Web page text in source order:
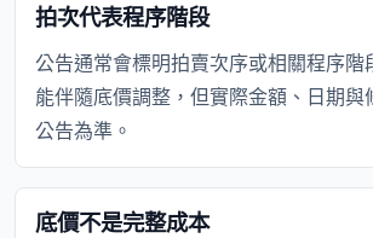
拍次代表程序階段
公告通常會標明拍賣次序或相關程序階
能伴隨底價調整，但實際金額、日期與
公告為準。
底價不是完整成本